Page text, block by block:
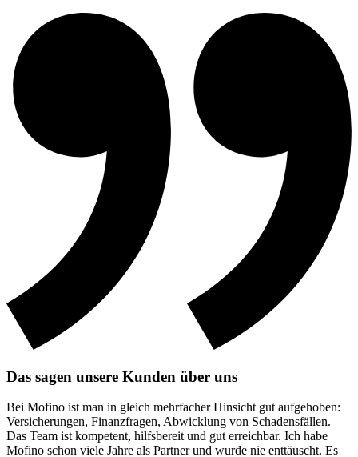
Das sagen unsere Kunden über uns
Bei Mofino ist man in gleich mehrfacher Hinsicht gut aufgehoben:
Versicherungen, Finanzfragen, Abwicklung von Schadensfällen.
Das Team ist kompetent, hilfsbereit und gut erreichbar. Ich habe
Mofino schon viele Jahre als Partner und wurde nie enttäuscht. Es